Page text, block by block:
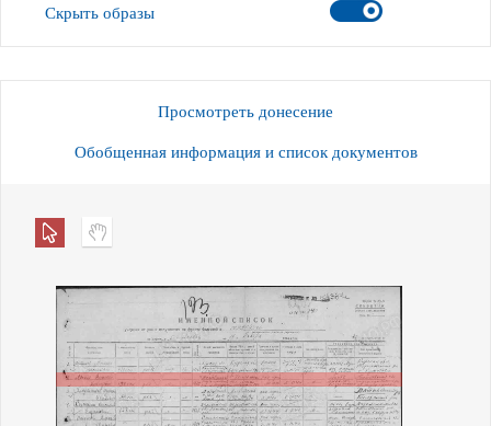
Скрыть образы
Просмотреть донесение
Обобщенная информация и список документов